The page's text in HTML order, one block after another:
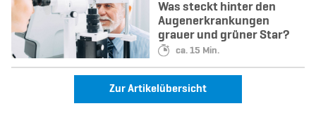
Lesedauer:
ca. 15 Min.
Was steckt hinter den
Augenerkrankungen
grauer und grüner Star?
Zur Artikelübersicht